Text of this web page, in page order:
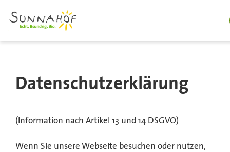
Datenschutzerklärung
(Information nach Artikel 13 und 14 DSGVO)
Wenn Sie unsere Webseite besuchen oder nutzen,